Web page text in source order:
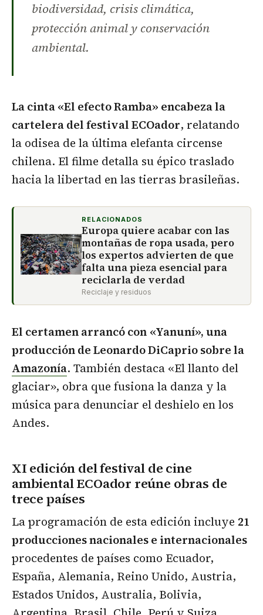
biodiversidad, crisis climática,
protección animal y conservación
ambiental.
La cinta «El efecto Ramba» encabeza la
cartelera del festival ECOador, relatando
la odisea de la última elefanta circense
chilena. El filme detalla su épico traslado
hacia la libertad en las tierras brasileñas.
RELACIONADOS
Europa quiere acabar con las
montañas de ropa usada, pero
los expertos advierten de que
falta una pieza esencial para
reciclarla de verdad
Reciclaje y residuos
El certamen arrancó con «Yanuní», una
producción de Leonardo DiCaprio sobre la
Amazonía. También destaca «El llanto del
glaciar», obra que fusiona la danza y la
música para denunciar el deshielo en los
Andes.
XI edición del festival de cine
ambiental ECOador reúne obras de
trece países
La programación de esta edición incluye 21
producciones nacionales e internacionales
procedentes de países como Ecuador,
España, Alemania, Reino Unido, Austria,
Estados Unidos, Australia, Bolivia,